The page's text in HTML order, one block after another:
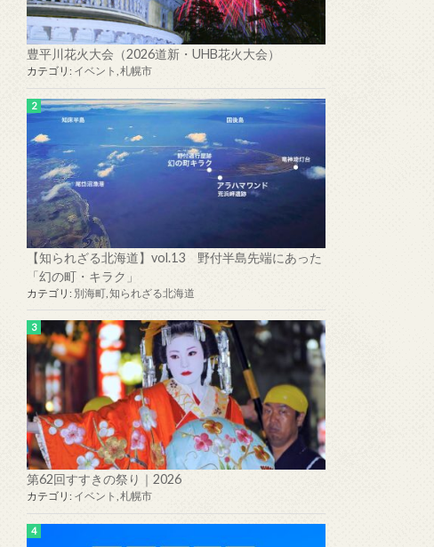
豊平川花火大会（2026道新・UHB花火大会）
カテゴリ: イベント 札幌市
【知られざる北海道】vol.13 野付半島先端にあった
「幻の町・キラク」
カテゴリ: 別海町 知られざる北海道
第62回すすきの祭り｜2026
カテゴリ: イベント 札幌市